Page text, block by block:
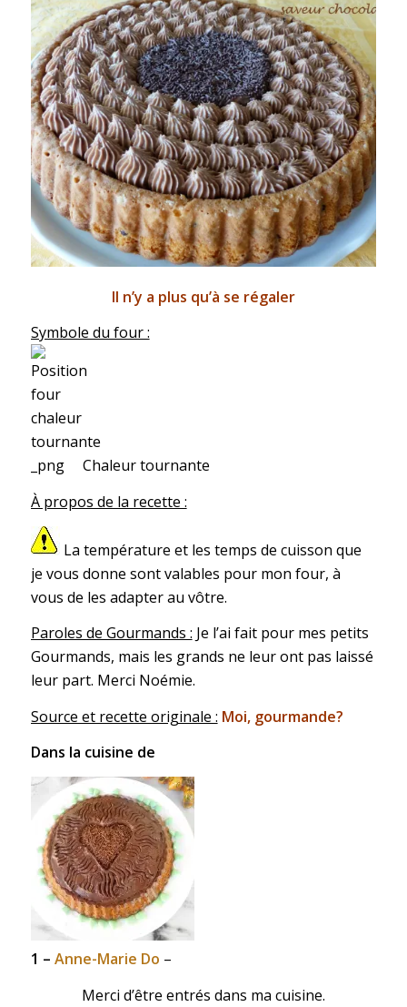
Il n’y a plus qu’à se régaler
Symbole du four :
Chaleur tournante
À propos de la recette :
La température et les temps de cuisson que
je vous donne sont valables pour mon four, à
vous de les adapter au vôtre.
Paroles de Gourmands : Je l’ai fait pour mes petits
Gourmands, mais les grands ne leur ont pas laissé
leur part. Merci Noémie.
Source et recette originale : Moi, gourmande?
Dans la cuisine de
1 – Anne-Marie Do –
Merci d’être entrés dans ma cuisine.